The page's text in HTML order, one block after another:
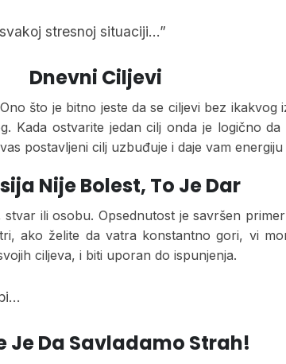
stresnoj situaciji…”
Dnevni Ciljevi
što je bitno jeste da se ciljevi bez
Kada ostvarite jedan cilj onda je logično
postavljeni cilj uzbuđuje i daje vam
Nije Bolest, To Je Dar
ili osobu. Opsednutost je savršen
ako želite da vatra konstantno gori, vi
ciljeva, i biti uporan do ispunjenja.
Je Da Savladamo Strah!